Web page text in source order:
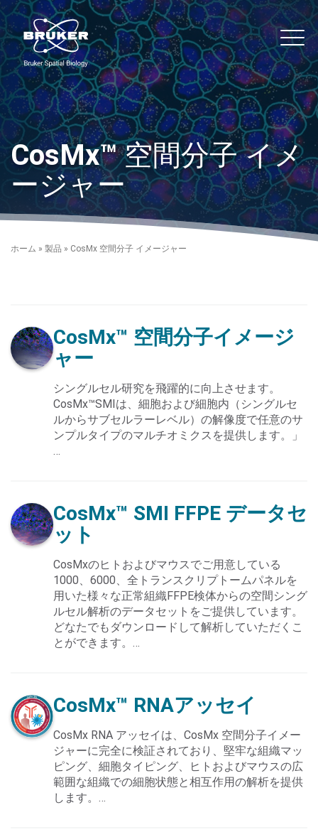
Skip to content
Search Terms GO
NanoString.com
Main
CosMx™空間分子 イメ
ージャー
ホーム » 製品 » CosMx 空間分子 イメージャー
CosMx™ 空間分子イメージ
ャー
シングルセル研究を飛躍的に向上させます。
CosMx™SMIは、細胞および細胞内（シングルセ
ルからサブセルラーレベル）の解像度で任意のサ
ンプルタイプのマルチオミクスを提供します。」
…
CosMx™ SMI FFPE データセ
ット
CosMxのヒトおよびマウスでご用意している
1000、6000、全トランスクリプトームパネルを
用いた様々な正常組織FFPE検体からの空間シング
ルセル解析のデータセットをご提供しています。
どなたでもダウンロードして解析していただくこ
とができます。…
CosMx™ RNAアッセイ
CosMx RNA アッセイは、CosMx 空間分子イメー
ジャーに完全に検証されており、堅牢な組織マッ
ピング、細胞タイピング、ヒトおよびマウスの広
範囲な組織での細胞状態と相互作用の解析を提供
します。…